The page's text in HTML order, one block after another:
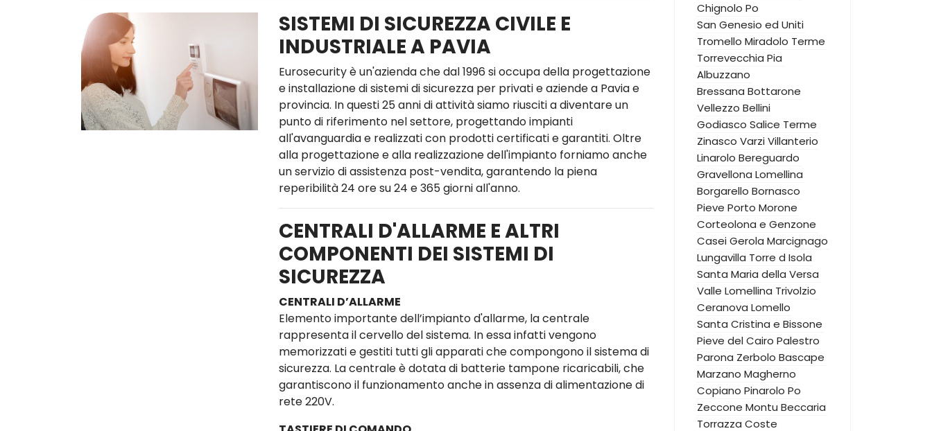
SISTEMI DI SICUREZZA CIVILE E
INDUSTRIALE A PAVIA
Eurosecurity è un'azienda che dal 1996 si occupa della progettazione
e installazione di sistemi di sicurezza per privati e aziende a Pavia e
provincia. In questi 25 anni di attività siamo riusciti a diventare un
punto di riferimento nel settore, progettando impianti
all'avanguardia e realizzati con prodotti certificati e garantiti. Oltre
alla progettazione e alla realizzazione dell'impianto forniamo anche
un servizio di assistenza post-vendita, garantendo la piena
reperibilità 24 ore su 24 e 365 giorni all'anno.
CENTRALI D'ALLARME E ALTRI
COMPONENTI DEI SISTEMI DI
SICUREZZA
CENTRALI D’ALLARME
Elemento importante dell’impianto d'allarme, la centrale
rappresenta il cervello del sistema. In essa infatti vengono
memorizzati e gestiti tutti gli apparati che compongono il sistema di
sicurezza. La centrale è dotata di batterie tampone ricaricabili, che
garantiscono il funzionamento anche in assenza di alimentazione di
rete 220V.
Chignolo Po
San Genesio ed Uniti
Tromello Miradolo Terme
Torrevecchia Pia
Albuzzano
Bressana Bottarone
Vellezzo Bellini
Godiasco Salice Terme
Zinasco VarziVillanterio
Linarolo Bereguardo
Gravellona Lomellina
Borgarello Bornasco
Pieve Porto Morone
Corteolona e Genzone
Casei Gerola Marcignago
Lungavilla Torre d Isola
Santa Maria della Versa
Valle Lomellina Trivolzio
Ceranova Lomello
Santa Cristina e Bissone
Pieve del Cairo Palestro
Parona Zerbolo Bascape
Marzano Magherno
Copiano Pinarolo Po
Zeccone Montu Beccaria
Torrazza Coste